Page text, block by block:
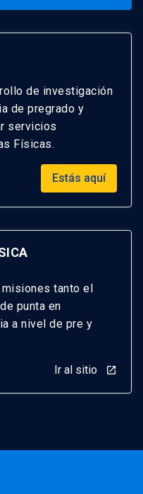
de investigación
de pregrado y
servicios
Físicas.
Estás aquí
tanto el
punta en
a nivel de pre y
Ir al sitio launch